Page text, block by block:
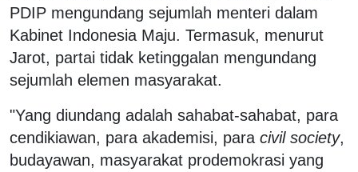
PDIP mengundang sejumlah menteri dalam
Kabinet Indonesia Maju. Termasuk, menurut
Jarot, partai tidak ketinggalan mengundang
sejumlah elemen masyarakat.
"Yang diundang adalah sahabat-sahabat, para
cendikiawan, para akademisi, para civil society,
budayawan, masyarakat prodemokrasi yang